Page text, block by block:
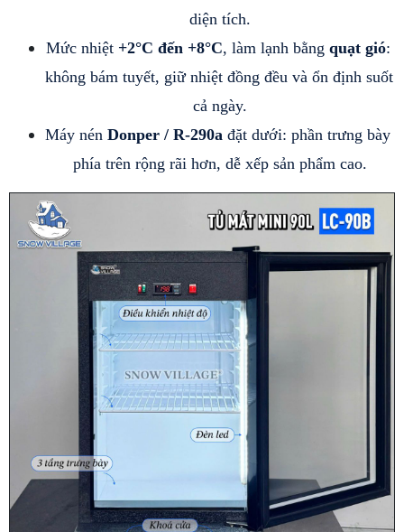
diện tích.
Mức nhiệt +2°C đến +8°C, làm lạnh bằng quạt gió:
không bám tuyết, giữ nhiệt đồng đều và ổn định suốt
cả ngày.
Máy nén Donper / R-290a đặt dưới: phần trưng bày
phía trên rộng rãi hơn, dễ xếp sản phẩm cao.